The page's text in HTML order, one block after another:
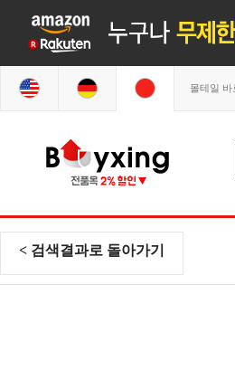
몰테일 바
< 검색결과로 돌아가기